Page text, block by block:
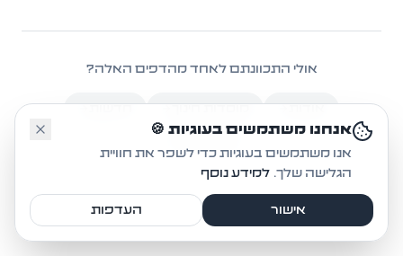
🤔
אולי התכוונתם לאחד מהדפים האלה?
אנחנו משתמשים בעוגיות 🍪
אנו משתמשים בעוגיות כדי לשפר את חוויית
הגלישה שלך. למידע נוסף
אישור העדפות